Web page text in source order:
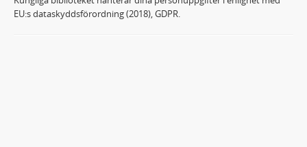
EU:s dataskyddsförordning (2018), GDPR.